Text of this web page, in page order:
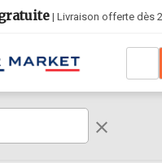
| Livraison offerte dès
clear